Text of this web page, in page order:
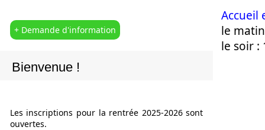
+ Demande d'information
Bienvenue !
Les inscriptions pour la rentrée 2025-2026 sont
ouvertes.
Accueil
le
le soir :